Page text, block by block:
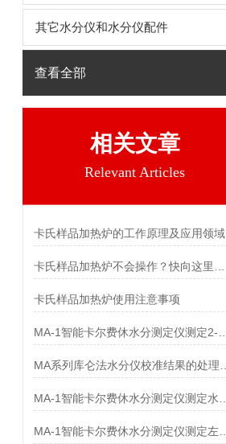
其它水分仪和水分仪配件
查看全部
相关文章
Relevant Articles
卡氏样品加热炉的工作原理及应用领域
卡氏样品加热炉使用注意事项